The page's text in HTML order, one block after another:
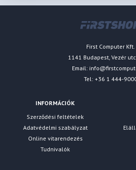
First Computer Kft.
1141 Budapest, Vezér
Email:
Tel: +36 1 444-
INFORMÁCIÓK
Szerződési feltételek
Adatvédelmi szabályzat
Online vitarendezés
Tudnivalók